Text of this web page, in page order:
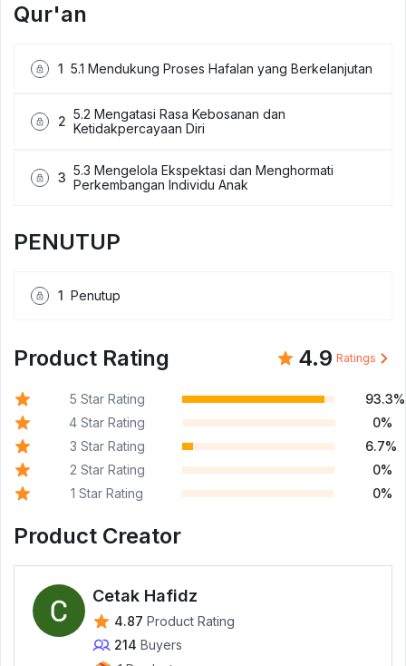
Qur'an
1 5.1 Mendukung Proses Hafalan yang Berkelanjutan
2 5.2 Mengatasi Rasa Kebosanan dan
Ketidakpercayaan Diri
3 5.3 Mengelola Ekspektasi dan Menghormati
Perkembangan Individu Anak
PENUTUP
1 Penutup
Product Rating 4.9 Ratings
5 Star Rating
93.3%
4 Star Rating
0%
3 Star Rating
6.7%
2 Star Rating
0%
1 Star Rating
0%
Product Creator
Cetak Hafidz
4.87 Product Rating
214 Buyers